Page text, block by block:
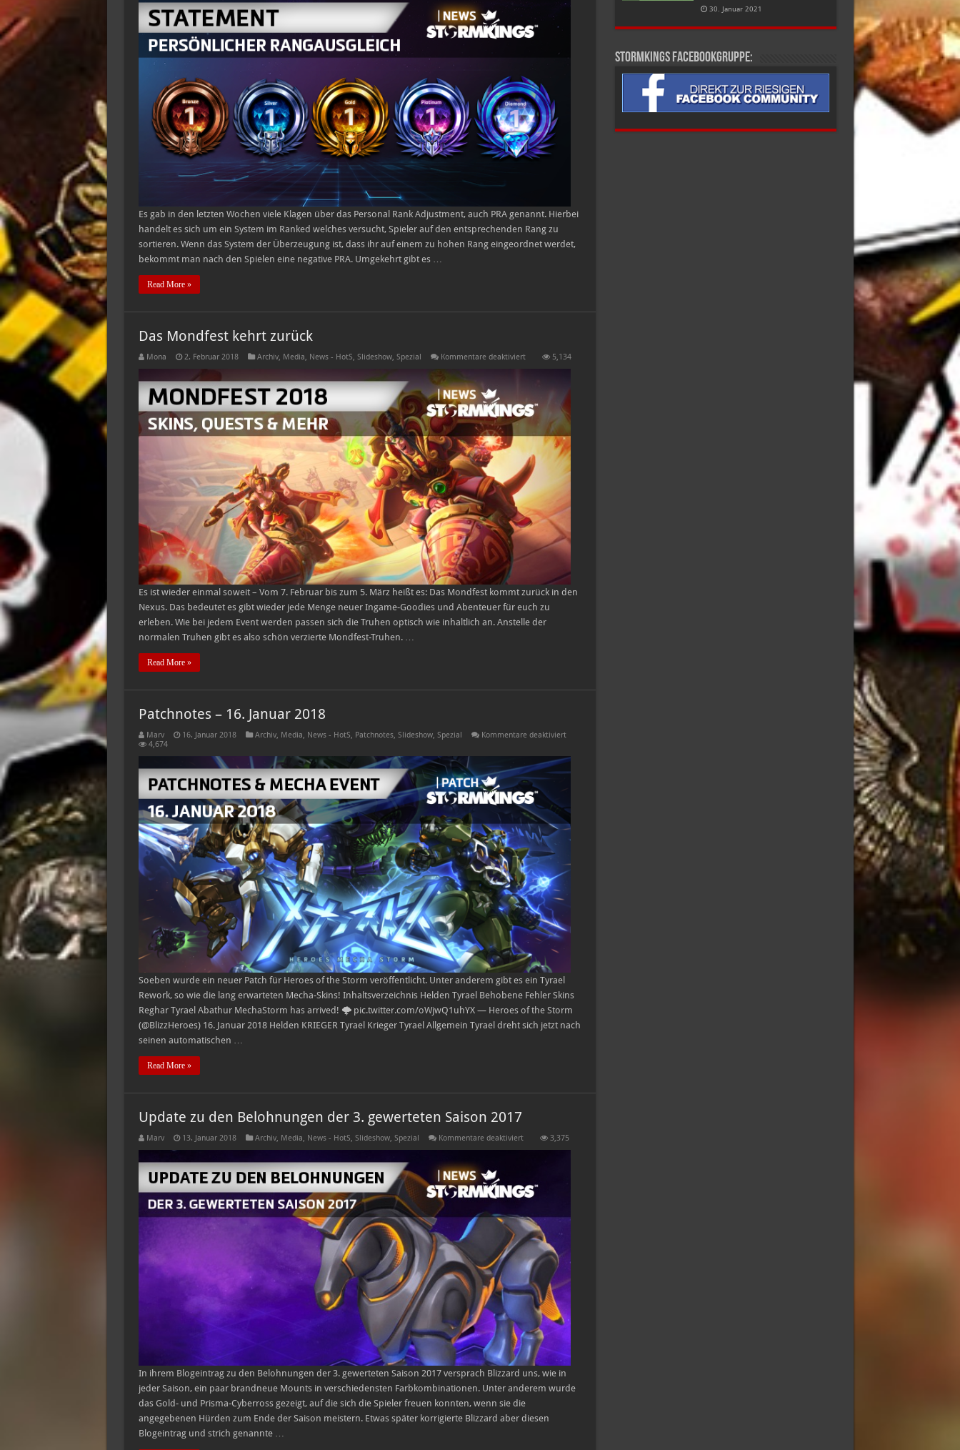
persönlichen
Rangausgleich
(PRA)
Es gab in den letzten Wochen viele Klagen über das Personal Rank Adjustment, auch PRA genannt. Hierbei
handelt es sich um ein System im Ranked welches versucht, Spieler auf den entsprechenden Rang zu
sortieren. Wenn das System der Überzeugung ist, dass ihr auf einem zu hohen Rang eingeordnet werdet,
bekommt man nach den Spielen eine negative PRA. Umgekehrt gibt es …
Read More »
Das Mondfest kehrt zurück
Mona 2. Februar 2018 Archiv, Media, News - HotS, Slideshow, Spezial Kommentare deaktiviertfür
5,134
Es ist wieder einmal soweit – Vom 7. Februar bis zum 5. März heißt es: Das Mondfest kommt zurück in den
Nexus. Das bedeutet es gibt wieder jede Menge neuer Ingame-Goodies und Abenteuer für euch zu
erleben. Wie bei jedem Event werden passen sich die Truhen optisch wie inhaltlich an. Anstelle der
normalen Truhen gibt es also schön verzierte Mondfest-Truhen. …
Read More »
Patchnotes – 16. Januar 2018
Marv 16. Januar 2018 Archiv, Media, News - HotS, Patchnotes, Slideshow, Spezial Kommentare deaktiviertfür
16.
Januar
4,674
Soeben wurde ein neuer Patch für Heroes of the Storm veröffentlicht. Unter anderem gibt es ein Tyrael
Rework, so wie die lang erwarteten Mecha-Skins! Inhaltsverzeichnis Helden Tyrael Behobene Fehler Skins
Reghar Tyrael Abathur MechaStorm has arrived! 🌩️ pic.twitter.com/oWjwQ1uhYX — Heroes of the Storm
(@BlizzHeroes) 16. Januar 2018 Helden KRIEGER Tyrael Krieger Tyrael Allgemein Tyrael dreht sich jetzt nach
seinen automatischen …
Read More »
Update zu den Belohnungen der 3. gewerteten Saison 2017
Marv 13. Januar 2018 Archiv, Media, News - HotS, Slideshow, Spezial Kommentare deaktiviertfür
der
3.
2017
3,375
In ihrem Blogeintrag zu den Belohnungen der 3. gewerteten Saison 2017 versprach Blizzard uns, wie in
jeder Saison, ein paar brandneue Mounts in verschiedensten Farbkombinationen. Unter anderem wurde
das Gold- und Prisma-Cyberross gezeigt, auf die sich die Spieler freuen konnten, wenn sie die
angegebenen Hürden zum Ende der Saison meistern. Etwas später korrigierte Blizzard aber diesen
Blogeintrag und strich genannte …
30. Januar 2021
Stormkings Facebookgruppe: